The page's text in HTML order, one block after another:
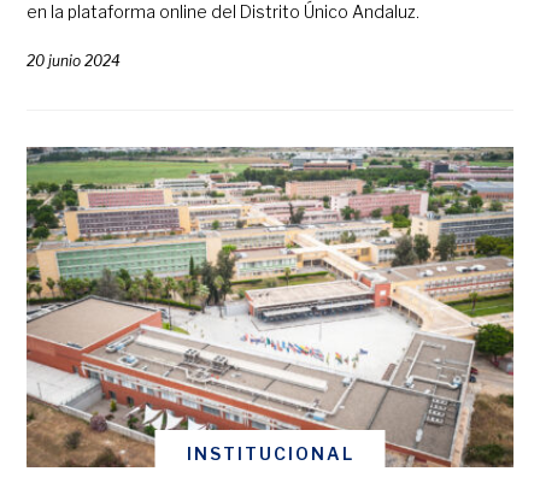
en la plataforma online del Distrito Único Andaluz.
20 junio 2024
INSTITUCIONAL